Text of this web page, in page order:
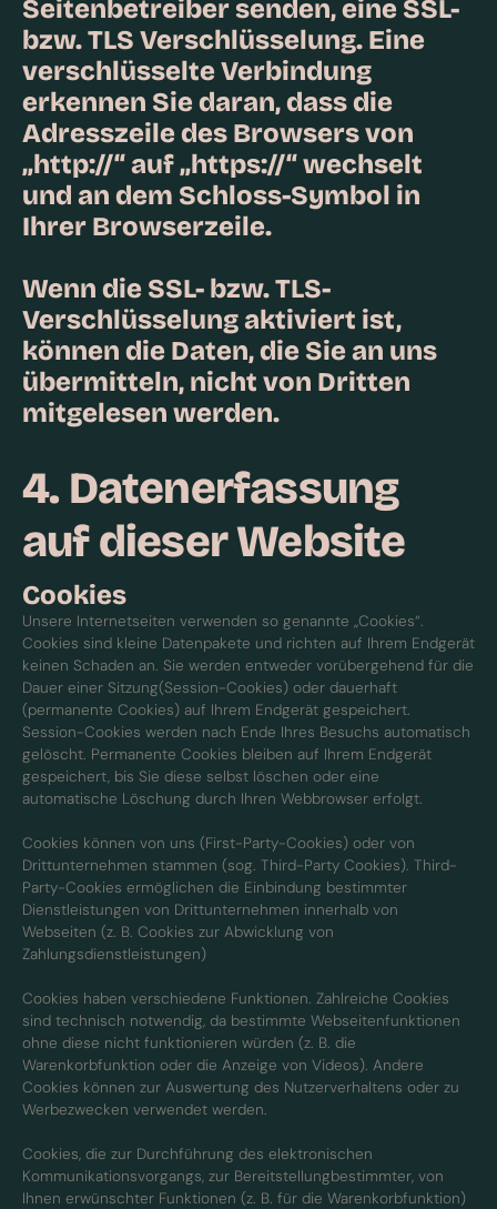
Seitenbetreiber senden, eine SSL-
bzw. TLS Verschlüsselung. Eine
verschlüsselte Verbindung
erkennen Sie daran, dass die
Adresszeile des Browsers von
„http://“ auf „https://“ wechselt
und an dem Schloss-Symbol in
Ihrer Browserzeile.
Wenn die SSL- bzw. TLS-
Verschlüsselung aktiviert ist,
können die Daten, die Sie an uns
übermitteln, nicht von Dritten
mitgelesen werden.
4. Datenerfassung
auf dieser Website
Cookies
Unsere Internetseiten verwenden so genannte „Cookies“.
Cookies sind kleine Datenpakete und richten auf Ihrem Endgerät
keinen Schaden an. Sie werden entweder vorübergehend für die
Dauer einer Sitzung(Session-Cookies) oder dauerhaft
(permanente Cookies) auf Ihrem Endgerät gespeichert.
Session-Cookies werden nach Ende Ihres Besuchs automatisch
gelöscht. Permanente Cookies bleiben auf Ihrem Endgerät
gespeichert, bis Sie diese selbst löschen oder eine
automatische Löschung durch Ihren Webbrowser erfolgt.
Cookies können von uns (First-Party-Cookies) oder von
Drittunternehmen stammen (sog. Third-Party Cookies). Third-
Party-Cookies ermöglichen die Einbindung bestimmter
Dienstleistungen von Drittunternehmen innerhalb von
Webseiten (z. B. Cookies zur Abwicklung von
Zahlungsdienstleistungen)
Cookies haben verschiedene Funktionen. Zahlreiche Cookies
sind technisch notwendig, da bestimmte Webseitenfunktionen
ohne diese nicht funktionieren würden (z. B. die
Warenkorbfunktion oder die Anzeige von Videos). Andere
Cookies können zur Auswertung des Nutzerverhaltens oder zu
Werbezwecken verwendet werden.
Cookies, die zur Durchführung des elektronischen
Kommunikationsvorgangs, zur Bereitstellungbestimmter, von
Ihnen erwünschter Funktionen (z. B. für die Warenkorbfunktion)